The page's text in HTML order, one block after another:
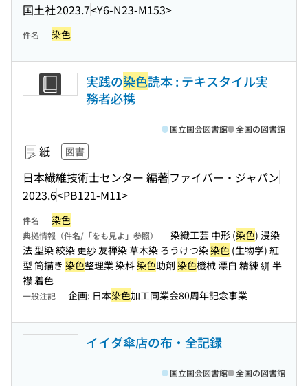
国土社2023.7<Y6-N23-M153>
件名 染色
実践の染色読本 : テキスタイル実
務者必携
紙 図書
日本繊維技術士センター 編著ファイバー・ジャパン
2023.6<PB121-M11>
国立国会図書館 全国の図書館
件名 染色
典拠情報（件名/「をも見よ」参照） 染織工芸 中形 (染色) 浸染
法 型染 絞染 更紗 友禅染 草木染 ろうけつ染染色 (生物学) 紅
型 筒描き 染色整理業 染料染色助剤 染色機械 漂白 精練 絣 半
襟 着色
一般注記 企画: 日本染色加工同業会80周年記念事業
イイダ傘店の布・全記録
国立国会図書館 全国の図書館